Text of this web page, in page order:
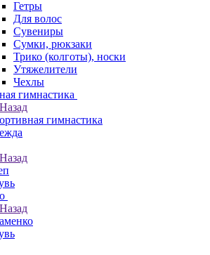
Гетры
Для волос
Сувениры
Сумки, рюкзаки
Трико (колготы), носки
Утяжелители
Чехлы
гимнастика
Назад
гимнастика
Назад
Назад